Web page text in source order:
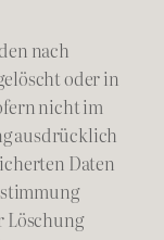
nach
oder in
nicht im
ausdrücklich
Daten